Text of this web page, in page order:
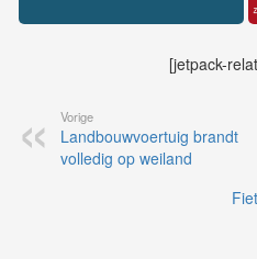
[jetpack-
Vorige
Landbouwvoertuig brandt
volledig op weiland